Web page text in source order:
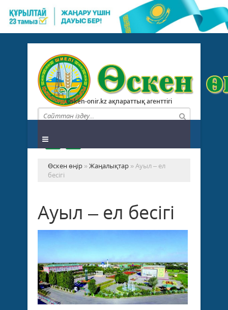
Osken-onir.kz ақпараттық агенттігі
Өскен өңір »Жаңалықтар » Ауыл – ел
бесігі
Ауыл – ел бесігі